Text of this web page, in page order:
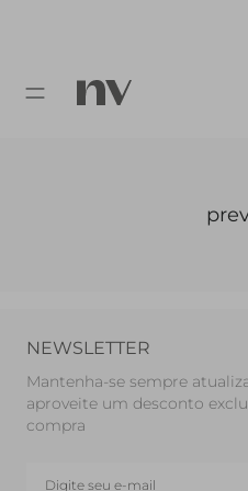
NEWSLETTER
Mantenha-se sempre
aproveite um desconto
compra